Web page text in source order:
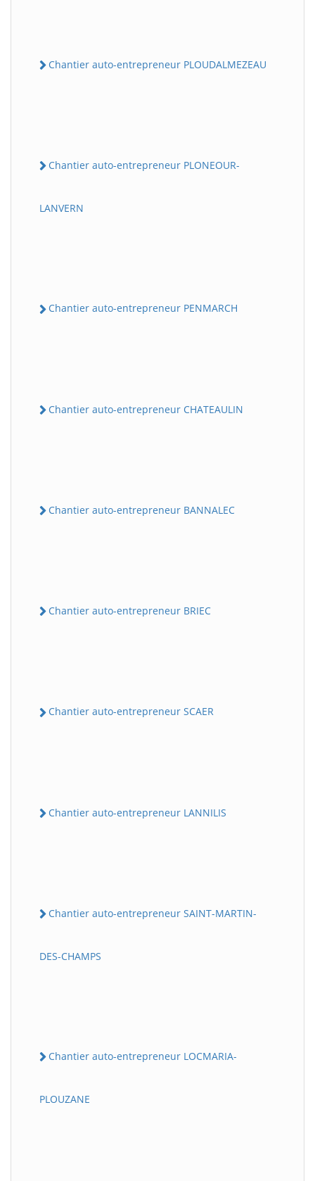
Chantier auto-entrepreneur PLOUDALMEZEAU
Chantier auto-entrepreneur PLONEOUR-
LANVERN
Chantier auto-entrepreneur PENMARCH
Chantier auto-entrepreneur CHATEAULIN
Chantier auto-entrepreneur BANNALEC
Chantier auto-entrepreneur BRIEC
Chantier auto-entrepreneur SCAER
Chantier auto-entrepreneur LANNILIS
Chantier auto-entrepreneur SAINT-MARTIN-
DES-CHAMPS
Chantier auto-entrepreneur LOCMARIA-
PLOUZANE